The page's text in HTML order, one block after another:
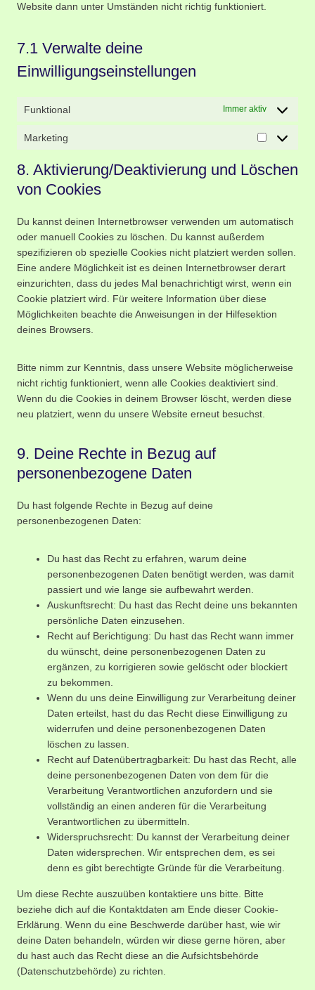
Website dann unter Umständen nicht richtig funktioniert.
7.1 Verwalte deine
Einwilligungseinstellungen
Funktional Immer aktiv
Marketing
8. Aktivierung/Deaktivierung und Löschen
von Cookies
Du kannst deinen Internetbrowser verwenden um automatisch
oder manuell Cookies zu löschen. Du kannst außerdem
spezifizieren ob spezielle Cookies nicht platziert werden sollen.
Eine andere Möglichkeit ist es deinen Internetbrowser derart
einzurichten, dass du jedes Mal benachrichtigt wirst, wenn ein
Cookie platziert wird. Für weitere Information über diese
Möglichkeiten beachte die Anweisungen in der Hilfesektion
deines Browsers.
Bitte nimm zur Kenntnis, dass unsere Website möglicherweise
nicht richtig funktioniert, wenn alle Cookies deaktiviert sind.
Wenn du die Cookies in deinem Browser löscht, werden diese
neu platziert, wenn du unsere Website erneut besuchst.
9. Deine Rechte in Bezug auf
personenbezogene Daten
Du hast folgende Rechte in Bezug auf deine
personenbezogenen Daten:
Du hast das Recht zu erfahren, warum deine
personenbezogenen Daten benötigt werden, was damit
passiert und wie lange sie aufbewahrt werden.
Auskunftsrecht: Du hast das Recht deine uns bekannten
persönliche Daten einzusehen.
Recht auf Berichtigung: Du hast das Recht wann immer
du wünscht, deine personenbezogenen Daten zu
ergänzen, zu korrigieren sowie gelöscht oder blockiert
zu bekommen.
Wenn du uns deine Einwilligung zur Verarbeitung deiner
Daten erteilst, hast du das Recht diese Einwilligung zu
widerrufen und deine personenbezogenen Daten
löschen zu lassen.
Recht auf Datenübertragbarkeit: Du hast das Recht, alle
deine personenbezogenen Daten von dem für die
Verarbeitung Verantwortlichen anzufordern und sie
vollständig an einen anderen für die Verarbeitung
Verantwortlichen zu übermitteln.
Widerspruchsrecht: Du kannst der Verarbeitung deiner
Daten widersprechen. Wir entsprechen dem, es sei
denn es gibt berechtigte Gründe für die Verarbeitung.
Um diese Rechte auszuüben kontaktiere uns bitte. Bitte
beziehe dich auf die Kontaktdaten am Ende dieser Cookie-
Erklärung. Wenn du eine Beschwerde darüber hast, wie wir
deine Daten behandeln, würden wir diese gerne hören, aber
du hast auch das Recht diese an die Aufsichtsbehörde
(Datenschutzbehörde) zu richten.